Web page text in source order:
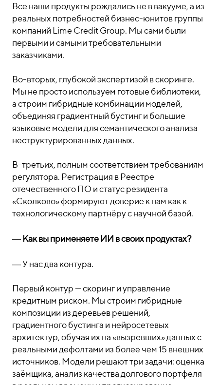
Все наши продукты рождались не в вакууме, а из
реальных потребностей бизнес-юнитов группы
компаний Lime Credit Group. Мы сами были
первыми и самыми требовательными
заказчиками.
Во-вторых, глубокой экспертизой в скоринге.
Мы не просто используем готовые библиотеки,
а строим гибридные комбинации моделей,
объединяя градиентный бустинг и большие
языковые модели для семантического анализа
неструктурированных данных.
В-третьих, полным соответствием требованиям
регулятора. Регистрация в Реестре
отечественного ПО и статус резидента
«Сколково» формируют доверие к нам как к
технологическому партнёру с научной базой.
― Как вы применяете ИИ в своих продуктах?
― У нас два контура.
Первый контур — скоринг и управление
кредитным риском. Мы строим гибридные
композиции из деревьев решений,
градиентного бустинга и нейросетевых
архитектур, обучая их на «вызревших» данных с
реальными дефолтами из более чем 15 внешних
источников. Модели решают три задачи: оценка
заёмщика, анализ качества долгового портфеля